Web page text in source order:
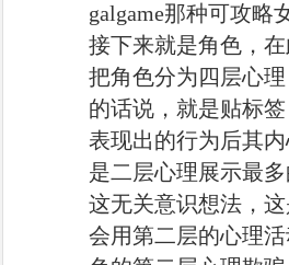
galgame那种可攻略
接下来就是角色，
把角色分为四层心
的话说，就是贴标
表现出的行为后其
是二层心理展示最
这无关意识想法，
会用第二层的心理